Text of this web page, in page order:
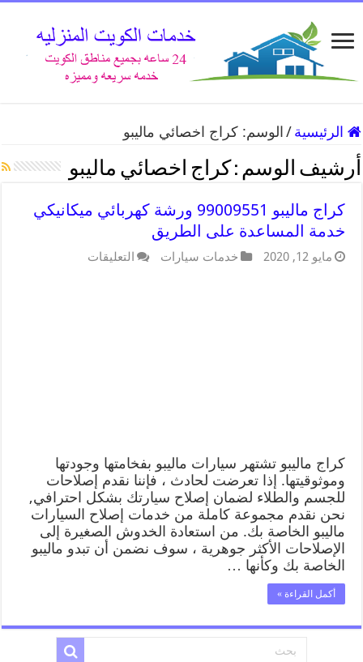
الرئيسية / الوسم:كراج اخصائي ماليبو
أرشيف الوسم : كراج اخصائي ماليبو
كراج ماليبو 99009551 ورشة كهربائي ميكانيكي
خدمة المساعدة على الطريق
مايو 12, 2020 خدمات سيارات التعليقات
كراج ماليبو تشتهر سيارات ماليبو بفخامتها وجودتها
وموثوقيتها. إذا تعرضت لحادث ، فإننا نقدم إصلاحات
للجسم والطلاء لضمان إصلاح سيارتك بشكل احترافي,
نحن نقدم مجموعة كاملة من خدمات إصلاح السيارات
ماليبو الخاصة بك. من استعادة الخدوش الصغيرة إلى
الإصلاحات الأكثر جوهرية ، سوف نضمن أن تبدو ماليبو
الخاصة بك وكأنها …
أكمل القراءة »